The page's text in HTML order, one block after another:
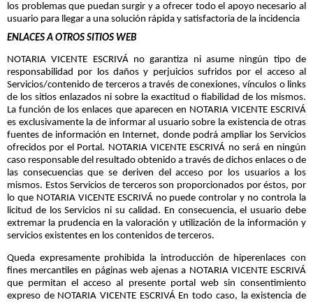
los problemas que puedan surgir y a ofrecer todo el apoyo necesario al
usuario para llegar a una solución rápida y satisfactoria de la incidencia
ENLACES A OTROS SITIOS WEB
NOTARIA VICENTE ESCRIVÁ no garantiza ni asume ningún tipo de
responsabilidad por los daños y perjuicios sufridos por el acceso al
Servicios/contenido de terceros a través de conexiones, vínculos o links
de los sitios enlazados ni sobre la exactitud o fiabilidad de los mismos.
La función de los enlaces que aparecen en NOTARIA VICENTE ESCRIVÁ
es exclusivamente la de informar al usuario sobre la existencia de otras
fuentes de información en Internet, donde podrá ampliar los Servicios
ofrecidos por el Portal. NOTARIA VICENTE ESCRIVÁ no será en ningún
caso responsable del resultado obtenido a través de dichos enlaces o de
las consecuencias que se deriven del acceso por los usuarios a los
mismos. Estos Servicios de terceros son proporcionados por éstos, por
lo que NOTARIA VICENTE ESCRIVÁ no puede controlar y no controla la
licitud de los Servicios ni su calidad. En consecuencia, el usuario debe
extremar la prudencia en la valoración y utilización de la información y
servicios existentes en los contenidos de terceros.
Queda expresamente prohibida la introducción de hiperenlaces con
fines mercantiles en páginas web ajenas a NOTARIA VICENTE ESCRIVÁ
que permitan el acceso al presente portal web sin consentimiento
expreso de NOTARIA VICENTE ESCRIVÁ En todo caso, la existencia de